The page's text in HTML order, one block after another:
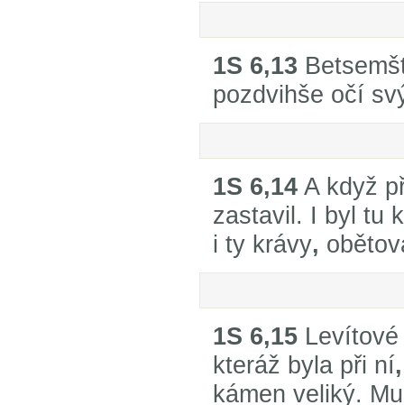
1S 6,13
pozdvihše očí
1S 6,14 A když
zastavil. I byl tu
i ty krávy,
1S 6,15
kteráž byla při ní,
kámen veliký.